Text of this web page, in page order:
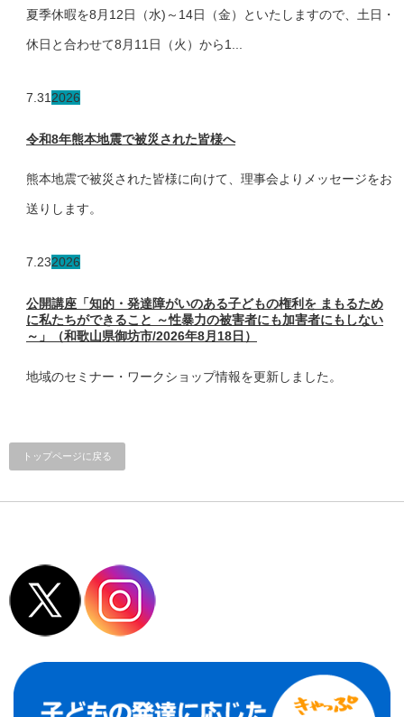
夏季休暇を8月12日（水)～14日（金）といたしますので、土日・
休日と合わせて8月11日（火）から1...
7.31 2026
令和8年熊本地震で被災された皆様へ
熊本地震で被災された皆様に向けて、理事会よりメッセージをお
送りします。
7.232026
公開講座「知的・発達障がいのある子どもの権利を まもるため
に私たちができること ～性暴力の被害者にも加害者にもしない
～」（和歌山県御坊市/2026年8月18日）
地域のセミナー・ワークショップ情報を更新しました。
トップページに戻る